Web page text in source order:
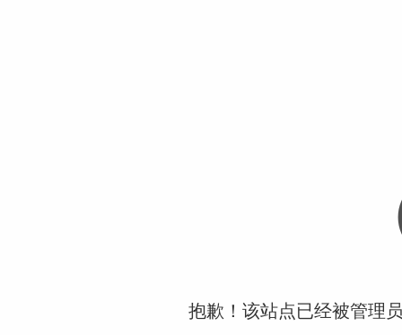
抱歉！该站点已经被管理